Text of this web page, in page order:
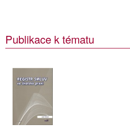
Publikace k tématu